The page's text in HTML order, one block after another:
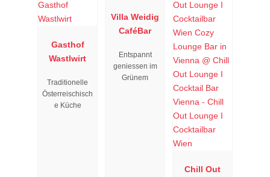
Gasthof
Wastlwirt
Traditionelle
Österreischisch
e Küche
Villa Weidig
CaféBar
Entspannt
geniessen im
Grünem
Chill Out